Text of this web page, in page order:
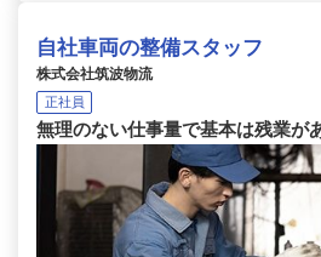
自社車両の整備スタッフ
株式会社筑波物流
正社員
無理のない仕事量で基本は残業が